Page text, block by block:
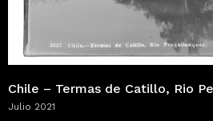
Chile – Termas de Catillo, Rio
Julio 2021